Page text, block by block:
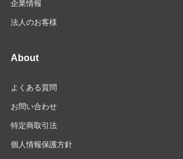
企業情報
法人のお客様
About
よくある質問
お問い合わせ
特定商取引法
個人情報保護方針